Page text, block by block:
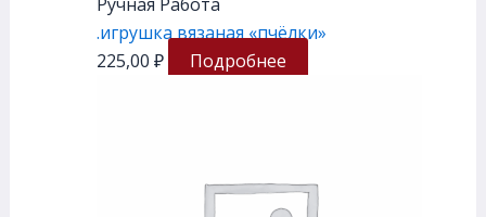
.игрушка вязаная «пчёлки»
225,00 ₽ Подробнее